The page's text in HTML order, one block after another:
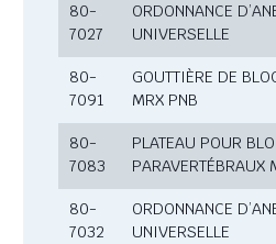
80-
7027
ORDONNANCE
UNIVERSELLE
80-
7091
GOUTTIÈRE DE
MRX PNB
80-
7083
PLATEAU POUR
PARAVERTÉBRAUX
80-
7032
ORDONNANCE
UNIVERSELLE